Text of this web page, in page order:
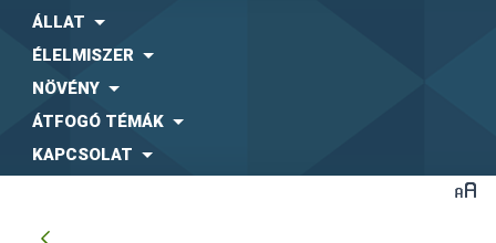
ÁLLAT
ÉLELMISZER
NÖVÉNY
ÁTFOGÓ TÉMÁK
KAPCSOLAT